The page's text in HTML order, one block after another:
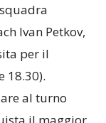
Ivan Petkov,
per il
18.30).
al turno